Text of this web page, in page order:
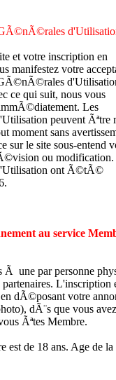
et votre inscription en
manifestez votre
ce qui suit, nous vous
Les
peuvent Ãªtre
sans
le site sous-entend
ou modification.
ont Ã©tÃ©
au service
une par personne
L'inscription
dÃ©posant votre
dÃ¨s que vous avez
Ãªtes Membre.
est de 18 ans. Age de la